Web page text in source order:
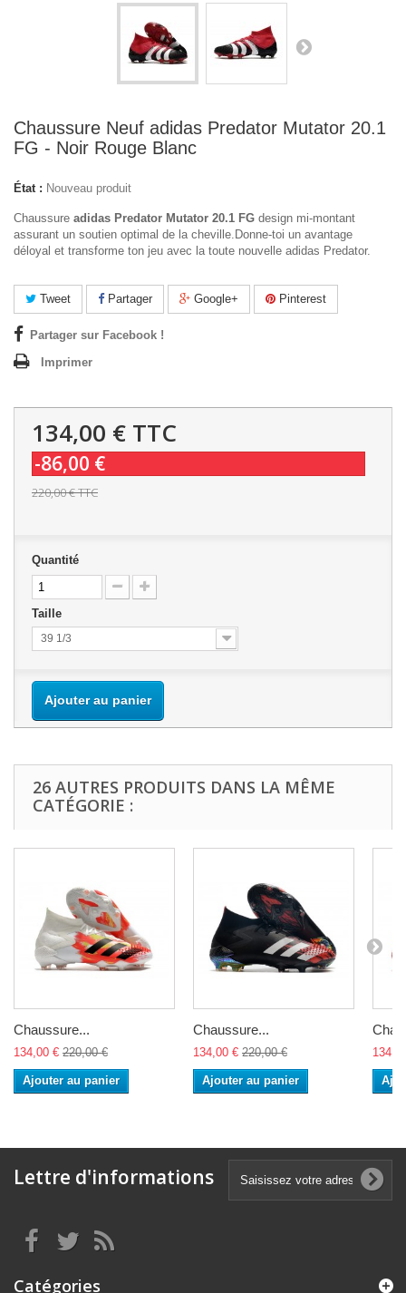
Chaussure Neuf adidas Predator Mutator 20.1
FG - Noir Rouge Blanc
État : Nouveau produit
Chaussure adidas Predator Mutator 20.1 FG design mi-montant
assurant un soutien optimal de la cheville.Donne-toi un avantage
déloyal et transforme ton jeu avec la toute nouvelle adidas Predator.
Tweet Partager Google+ Pinterest
Partager sur Facebook !
Imprimer
134,00 € TTC
-86,00 €
220,00 €TTC
Quantité
Taille
39 1/3
Ajouter au panier
26 AUTRES PRODUITS DANS LA MÊME
CATÉGORIE :
Chaussure...
134,00 € 220,00 €
Ajouter au panier
Chaussure...
134,00 € 220,00 €
Ajouter au panier
Lettre d'informations
Catégories